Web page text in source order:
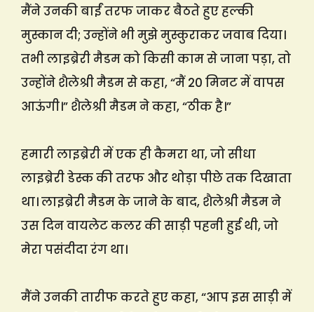
मैंने उनकी बाईं तरफ जाकर बैठते हुए हल्की
मुस्कान दी; उन्होंने भी मुझे मुस्कुराकर जवाब दिया।
तभी लाइब्रेरी मैडम को किसी काम से जाना पड़ा, तो
उन्होंने शैलेश्री मैडम से कहा, “मैं 20 मिनट में वापस
आऊंगी।” शैलेश्री मैडम ने कहा, “ठीक है।”
हमारी लाइब्रेरी में एक ही कैमरा था, जो सीधा
लाइब्रेरी डेस्क की तरफ और थोड़ा पीछे तक दिखाता
था। लाइब्रेरी मैडम के जाने के बाद, शैलेश्री मैडम ने
उस दिन वायलेट कलर की साड़ी पहनी हुई थी, जो
मेरा पसंदीदा रंग था।
मैंने उनकी तारीफ करते हुए कहा, “आप इस साड़ी में